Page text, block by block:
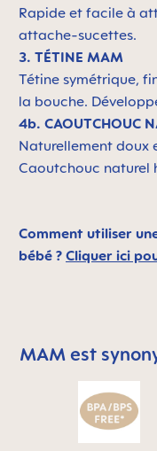
Rapide et facile à
attache-sucettes.
3. TÉTINE MAM
Tétine symétrique,
la bouche.
4b. CAOUTCHOUC
Naturellement doux
Caoutchouc naturel
Comment utiliser
bébé ? Cliquer ici
Skip MAM Means
MAM est